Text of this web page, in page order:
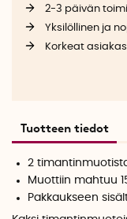
2-3 päivän
Yksilöllinen ja
Korkeat
Tuotteen tiedot
2
Muottiin mahtuu
Pakkaukseen